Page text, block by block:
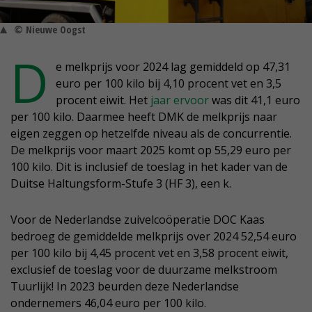
© Nieuwe Oogst
D
e melkprijs voor 2024 lag gemiddeld op 47,31
euro per 100 kilo bij 4,10 procent vet en 3,5
procent eiwit. Het jaar ervoorwas dit 41,1 euro
per 100 kilo. Daarmee heeft DMK de melkprijs naar
eigen zeggen op hetzelfde niveau als de concurrentie.
De melkprijs voor maart 2025 komt op 55,29 euro per
100 kilo. Dit is inclusief de toeslag in het kader van de
Duitse Haltungsform-Stufe 3 (HF 3), een k.
Voor de Nederlandse zuivelcoöperatie DOC Kaas
bedroeg de gemiddelde melkprijs over 2024 52,54 euro
per 100 kilo bij 4,45 procent vet en 3,58 procent eiwit,
exclusief de toeslag voor de duurzame melkstroom
Tuurlijk! In 2023 beurden deze Nederlandse
ondernemers 46,04 euro per 100 kilo.